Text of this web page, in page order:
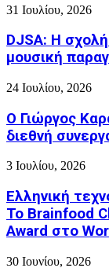
31 Ιουλίου, 2026
DJSA: Η
μουσική
24 Ιουλίου, 2026
Ο Γιώργος
διεθνή
3 Ιουλίου, 2026
Ελληνική
Το Brainfood
Award στο
30 Ιουνίου, 2026